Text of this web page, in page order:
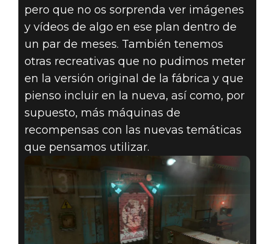
pero que no os sorprenda ver imágenes
y vídeos de algo en ese plan dentro de
un par de meses. También tenemos
otras recreativas que no pudimos meter
en la versión original de la fábrica y que
pienso incluir en la nueva, así como, por
supuesto, más máquinas de
recompensas con las nuevas temáticas
que pensamos utilizar.